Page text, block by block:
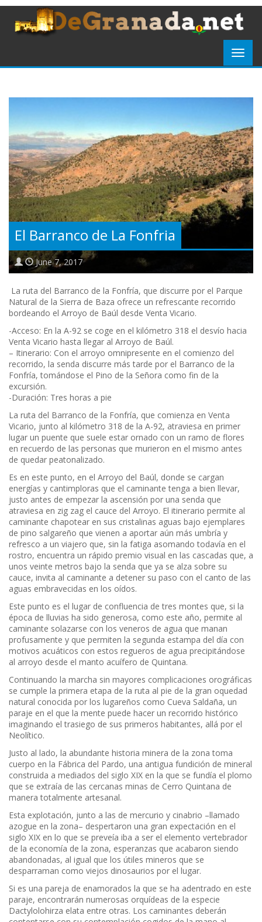
El Barranco de La Fonfria
June 7, 2017
La ruta del Barranco de la Fonfría, que discurre por el Parque
Natural de la Sierra de Baza ofrece un refrescante recorrido
bordeando el Arroyo de Baúl desde Venta Vicario.
-Acceso: En la A-92 se coge en el kilómetro 318 el desvío hacia
Venta Vicario hasta llegar al Arroyo de Baúl.
– Itinerario: Con el arroyo omnipresente en el comienzo del
recorrido, la senda discurre más tarde por el Barranco de la
Fonfría, tomándose el Pino de la Señora como fin de la
excursión.
-Duración: Tres horas a pie
La ruta del Barranco de la Fonfría, que comienza en Venta
Vicario, junto al kilómetro 318 de la A-92, atraviesa en primer
lugar un puente que suele estar ornado con un ramo de flores
en recuerdo de las personas que murieron en el mismo antes
de quedar peatonalizado.
Es en este punto, en el Arroyo del Baúl, donde se cargan
energías y cantimploras que el caminante tenga a bien llevar,
justo antes de empezar la ascensión por una senda que
atraviesa en zig zag el cauce del Arroyo. El itinerario permite al
caminante chapotear en sus cristalinas aguas bajo ejemplares
de pino salgareño que vienen a aportar aún más umbría y
refresco a un viajero que, sin la fatiga asomando todavía en el
rostro, encuentra un rápido premio visual en las cascadas que, a
unos veinte metros bajo la senda que ya se alza sobre su
cauce, invita al caminante a detener su paso con el canto de las
aguas embravecidas en los oídos.
Este punto es el lugar de confluencia de tres montes que, si la
época de lluvias ha sido generosa, como este año, permite al
caminante solazarse con los veneros de agua que manan
profusamente y que permiten la segunda estampa del día con
motivos acuáticos con estos regueros de agua precipitándose
al arroyo desde el manto acuífero de Quintana.
Continuando la marcha sin mayores complicaciones orográficas
se cumple la primera etapa de la ruta al pie de la gran oquedad
natural conocida por los lugareños como Cueva Saldaña, un
paraje en el que la mente puede hacer un recorrido histórico
imaginando el trasiego de sus primeros habitantes, allá por el
Neolítico.
Justo al lado, la abundante historia minera de la zona toma
cuerpo en la Fábrica del Pardo, una antigua fundición de mineral
construida a mediados del siglo XIX en la que se fundía el plomo
que se extraía de las cercanas minas de Cerro Quintana de
manera totalmente artesanal.
Esta explotación, junto a las de mercurio y cinabrio –llamado
azogue en la zona– despertaron una gran expectación en el
siglo XIX en lo que se preveía iba a ser el elemento vertebrador
de la economía de la zona, esperanzas que acabaron siendo
abandonadas, al igual que los útiles mineros que se
desparraman como viejos dinosaurios por el lugar.
Si es una pareja de enamorados la que se ha adentrado en este
paraje, encontrarán numerosas orquídeas de la especie
Dactylolohirza elata entre otras. Los caminantes deberán